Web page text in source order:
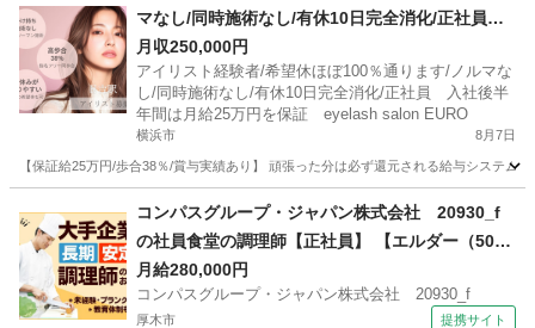
マなし/同時施術なし/有休10日完全消化/正社員
入社後半年間は月給25万円を保証 eyelash salo
n EURO
月収250,000円
アイリスト経験者/希望休ほぼ100％通ります/ノルマな
し/同時施術なし/有休10日完全消化/正社員 入社後半
年間は月給25万円を保証 eyelash salon EURO
横浜市 8月7日
【保証給25万円/歩合38％/賞与実績あり】 頑張った分は必ず還元される給与システ
美容師 未経験
コンパスグループ・ジャパン株式会社 20930_f
の社員食堂の調理師【正社員】 【エルダー（50代
～）活躍中】
月給280,000円
コンパスグループ・ジャパン株式会社 20930_f
厚木市 提携サイト